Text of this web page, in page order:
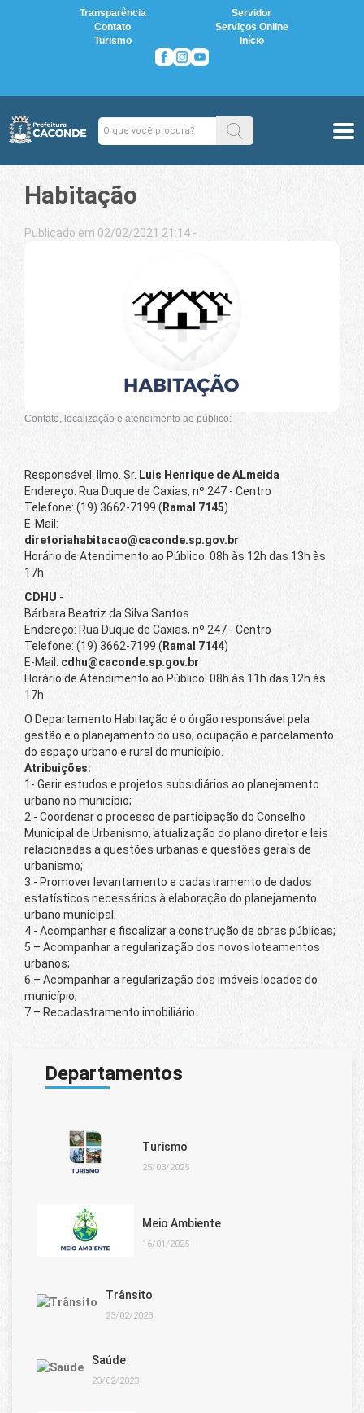
Transparência
Servidor
Contato
Serviços Online
Turismo
Início
Habitação
Publicado em 02/02/2021 21:14 -
Contato, localização e atendimento ao público:
Responsável: Ilmo. Sr. Luis Henrique de ALmeida
Endereço: Rua Duque de Caxias, nº 247 - Centro
Telefone: (19) 3662-7199 ( Ramal 7145)
E-Mail:
diretoriahabitacao@caconde.sp.gov.br
Horário de Atendimento ao Público: 08h às 12h das 13h às
17h
CDHU -
Bárbara Beatriz da Silva Santos
Endereço: Rua Duque de Caxias, nº 247 - Centro
Telefone: (19) 3662-7199 (Ramal 7144)
E-Mail: cdhu@caconde.sp.gov.br
Horário de Atendimento ao Público: 08h às 11h das 12h às
17h
O Departamento Habitação é o órgão responsável pela
gestão e o planejamento do uso, ocupação e parcelamento
do espaço urbano e rural do município.
Atribuições:
1- Gerir estudos e projetos subsidiários ao planejamento
urbano no município;
2 - Coordenar o processo de participação do Conselho
Municipal de Urbanismo, atualização do plano diretor e leis
relacionadas a questões urbanas e questões gerais de
urbanismo;
3 - Promover levantamento e cadastramento de dados
estatísticos necessários à elaboração do planejamento
urbano municipal;
4 - Acompanhar e fiscalizar a construção de obras públicas;
5 – Acompanhar a regularização dos novos loteamentos
urbanos;
6 – Acompanhar a regularização dos imóveis locados do
município;
7 – Recadastramento imobiliário.
Departamentos
Turismo
25/03/2025
Meio Ambiente
16/01/2025
Trânsito
23/02/2023
Saúde
23/02/2023